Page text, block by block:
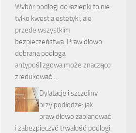
Wybór podłogi do łazienki to nie
tylko kwestia estetyki, ale
przede wszystkim
bezpieczeństwa. Prawidłowo
dobrana podłoga
antypoślizgowa może znacząco
zredukować …
Dylatacje i szczeliny
przy podłodze: jak
prawidłowo zaplanować
i zabezpieczyć trwałość podłogi